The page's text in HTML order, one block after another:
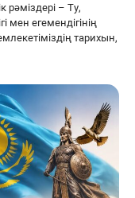
– Ту,
мен егемендігінің
тарихын,